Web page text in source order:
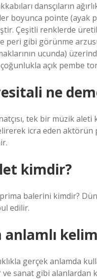
dansçıların
boyunca pointe (ayak
Çeşitli renklerde
peri gibi görünme
ucunda)
açık pembe
ne
tek bir müzik
icra eden aktörün
kimdir?
balerini kimdir?
edilir.
anlamlı
gerçek anlamda
sanat gibi alanlardan